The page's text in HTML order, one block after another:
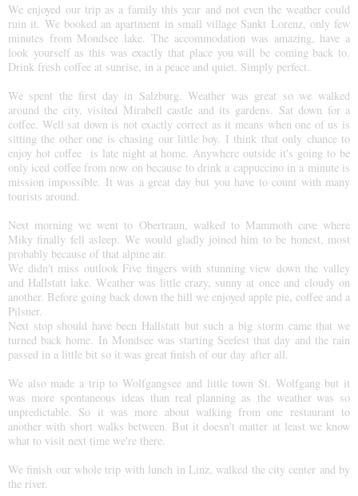
We enjoyed our trip as a family this year and not even the weather could
ruin it. We booked an apartment in small village Sankt Lorenz, only few
minutes from Mondsee lake. The accommodation was amazing, have a
look yourself as this was exactly that place you will be coming back to.
Drink fresh coffee at sunrise, in a peace and quiet. Simply perfect.
We spent the first day in Salzburg. Weather was great so we walked
around the city, visited Mirabell castle and its gardens. Sat down for a
coffee. Well sat down is not exactly correct as it means when one of us is
sitting the other one is chasing our little boy. I think that only chance to
enjoy hot coffee is late night at home. Anywhere outside it's going to be
only iced coffee from now on because to drink a cappuccino in a minute is
mission impossible. It was a great day but you have to count with many
tourists around.
Next morning we went to Obertraun, walked to Mammoth cave where
Miky finally fell asleep. We would gladly joined him to be honest, most
probably because of that alpine air.
We didn't miss outlook Five fingers with stunning view down the valley
and Hallstatt lake. Weather was little crazy, sunny at once and cloudy on
another. Before going back down the hill we enjoyed apple pie, coffee and a
Pilsner.
Next stop should have been Hallstatt but such a big storm came that we
turned back home. In Mondsee was starting Seefest that day and the rain
passed in a little bit so it was great finish of our day after all.
We also made a trip to Wolfgangsee and little town St. Wolfgang but it
was more spontaneous ideas than real planning as the weather was so
unpredictable. So it was more about walking from one restaurant to
another with short walks between. But it doesn't matter at least we know
what to visit next time we're there.
We finish our whole trip with lunch in Linz, walked the city center and by
the river.